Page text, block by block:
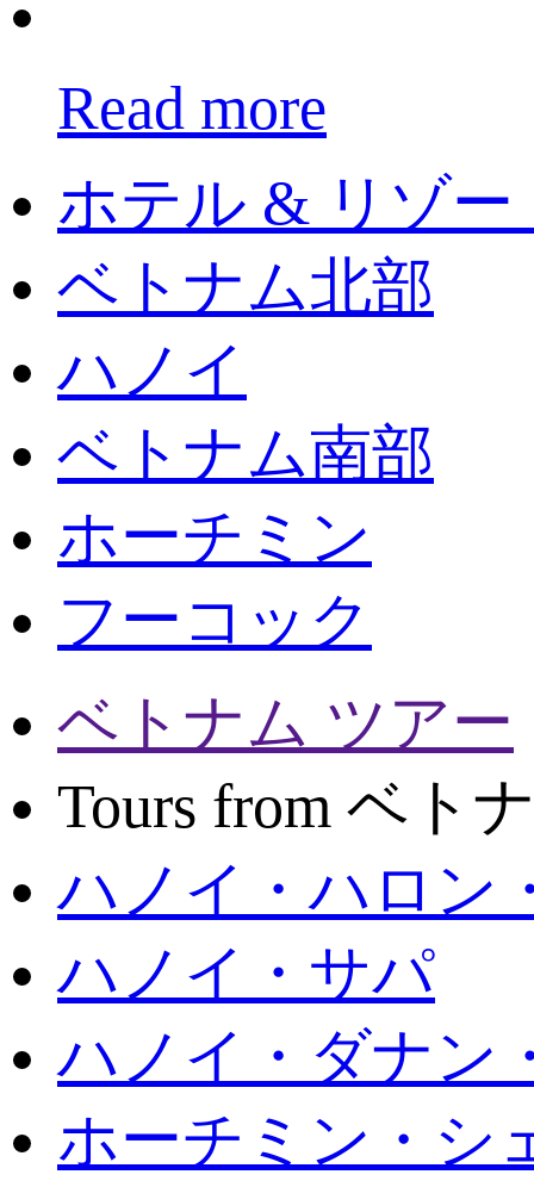
Read more
ホテル & リゾー
ベトナム北部
ハノイ
ベトナム南部
ホーチミン
フーコック
ベトナム ツアー
Tours from ベト
ハノイ・ハロン
ハノイ・サパ
ハノイ・ダナン
ホーチミン・シ